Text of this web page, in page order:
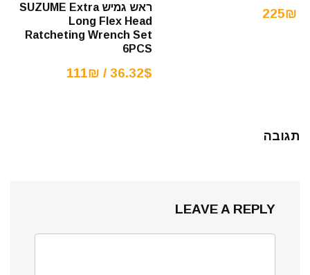
225₪
ראש גמיש SUZUME Extra
Long Flex Head
Ratcheting Wrench Set
6PCS
36.32$ / 111₪
תגובה
LEAVE A REPLY